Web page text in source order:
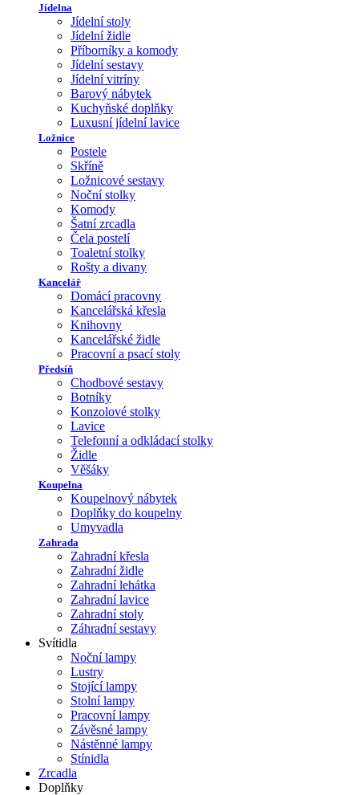
Jídelna
Jídelní stoly
Jídelní židle
Příborníky a komody
Jídelní sestavy
Jídelní vitríny
Barový nábytek
Kuchyňské doplňky
Luxusní jídelní lavice
Ložnice
Postele
Skříně
Ložnicové sestavy
Noční stolky
Komody
Šatní zrcadla
Čela postelí
Toaletní stolky
Rošty a divany
Kancelář
Domácí pracovny
Kancelářská křesla
Knihovny
Kancelářské židle
Pracovní a psací stoly
Předsíň
Chodbové sestavy
Botníky
Konzolové stolky
Lavice
Telefonní a odkládací stolky
Židle
Věšáky
Koupelna
Koupelnový nábytek
Doplňky do koupelny
Umyvadla
Zahrada
Zahradní křesla
Zahradní židle
Zahradní lehátka
Zahradní lavice
Zahradní stoly
Záhradní sestavy
Svítidla
Noční lampy
Lustry
Stojící lampy
Stolní lampy
Pracovní lampy
Závěsné lampy
Nástěnné lampy
Stínidla
Zrcadla
Doplňky